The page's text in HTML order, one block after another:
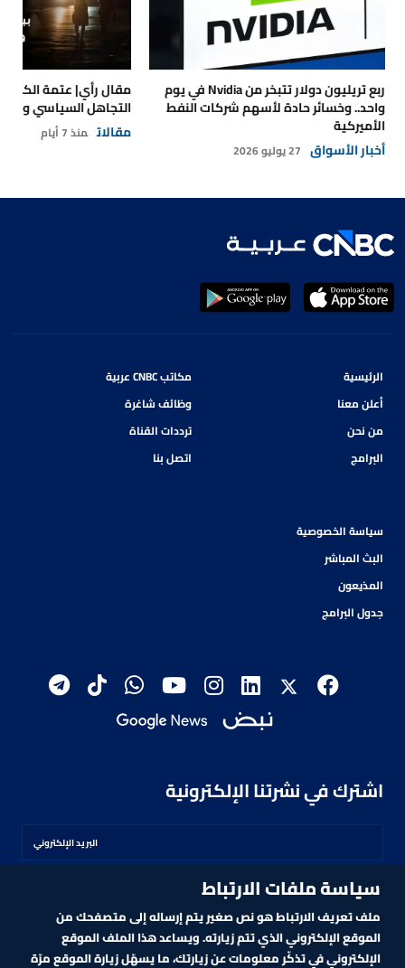
ربع تريليون دولار تتبخر من Nvidia في يوم
واحد.. وخسائر حادة لأسهم شركات النفط
الأميركية
أخبار الأسواق 27 يوليو 2026
مقال رأي| عتمة
التجاهل السياسي
مقالات منذ 7 أيام
الرئيسية
أعلن معنا
من نحن
البرامج
مكاتب CNBC عربية
وظائف شاغرة
ترددات القناة
اتصل بنا
سياسة الخصوصية
البث المباشر
المذيعون
جدول البرامج
اشترك في نشرتنا الإلكترونية
اشترك
سياسة ملفات الارتباط
ملف تعريف الارتباط هو نص صغير يتم إرساله إلى متصفحك من
الموقع الإلكتروني الذي تتم زيارته. ويساعد هذا الملف الموقع
الإلكتروني في تذكّر معلومات عن زيارتك، ما يسهّل زيارة الموقع مرّة